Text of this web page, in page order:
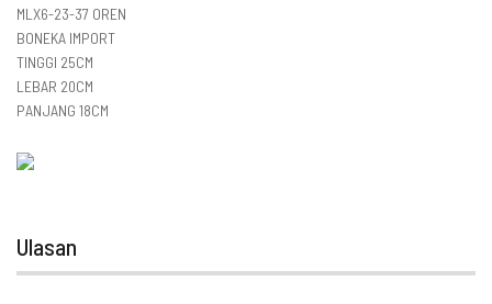
MLX6-23-37 OREN
BONEKA IMPORT
TINGGI 25CM
LEBAR 20CM
PANJANG 18CM
Ulasan